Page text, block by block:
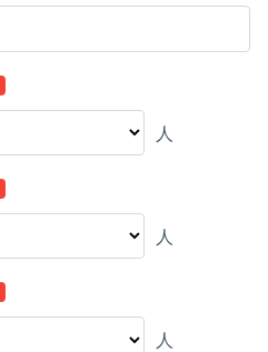
人
人
人